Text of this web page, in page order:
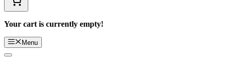
Your cart is currently empty!
Menu